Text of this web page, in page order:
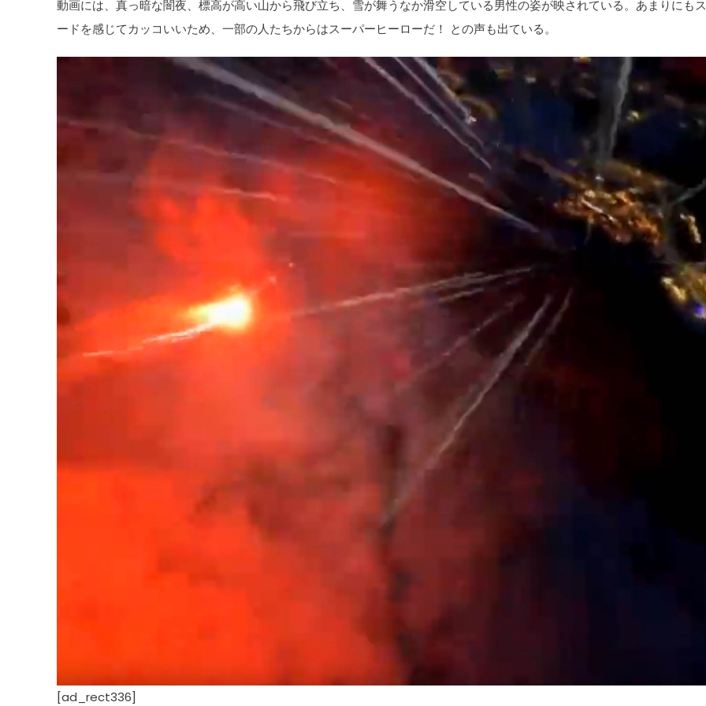
動画には、真っ暗な闇夜、標高が高い山から飛び立ち、雪が舞うなか滑空している男性の姿が映されている。あまりにも
ードを感じてカッコいいため、一部の人たちからはスーパーヒーローだ！ との声も出ている。
[ad_rect336]